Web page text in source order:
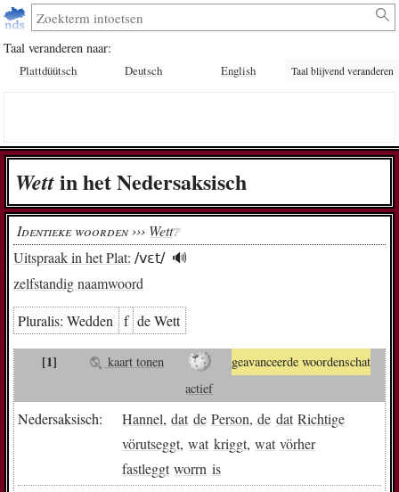
Taal veranderen naar:
Plattdüütsch Deutsch English Taal blijvend veranderen
Wettin het Nedersaksisch
Uitspraak in het Plat: /vɛt/ 🔊︎
zelfstandig naamwoord
Pluralis:Wed­den f de Wett
[1] kaart tonen
geavanceerde woordenschat
actief
Nedersaksisch: Hannel,dat de Person,de dat Richtige
vörutseggt,wat kriggt,wat vörher
fastleggt worrn is
Identieke woorden ››› Wett❔︎